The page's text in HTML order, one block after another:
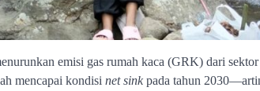
emisi gas rumah kaca (GRK) dari sektor
mencapai kondisi net sink pada tahun